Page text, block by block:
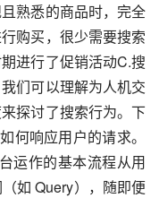
熟悉的商品时，完全
购买，很少需要搜索
进行了促销活动C.搜
们可以理解为人机交
探讨了搜索行为。下
何响应用户的请求。
运作的基本流程从用
如 Query），随即便